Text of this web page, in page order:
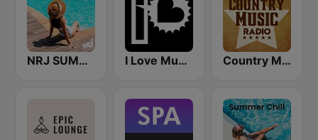
NRJ SUMMER CHILL I Love Music&Chill Country Music Radio - 90's Country